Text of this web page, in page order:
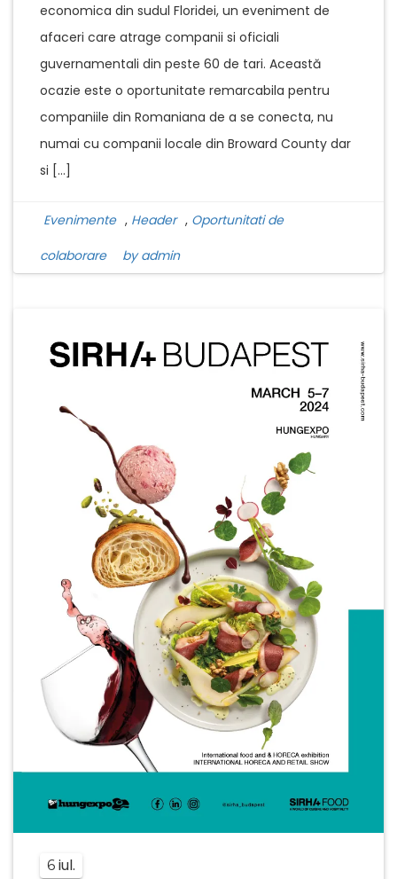
economica din sudul Floridei, un eveniment de
afaceri care atrage companii si oficiali
guvernamentali din peste 60 de tari. Această
ocazie este o oportunitate remarcabila pentru
companiile din Romaniana de a se conecta, nu
numai cu companii locale din Broward County dar
si […]
Evenimente , Header , Oportunitati de
colaborare
by admin
6 iul.